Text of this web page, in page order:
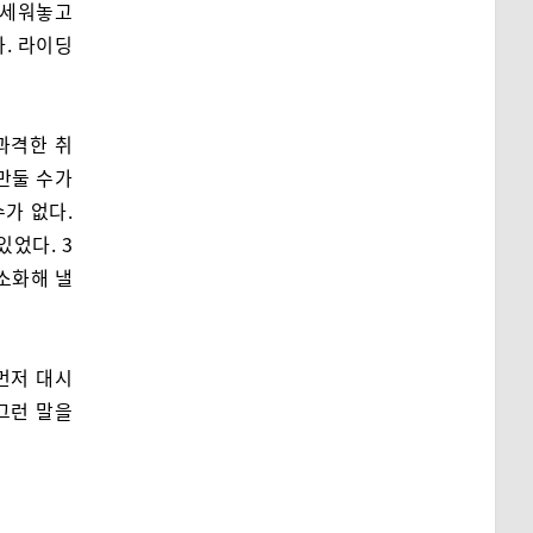
워놓고
라이딩
격한 취
둘 수가
없다.
었다. 3
화해 낼
저 대시
런 말을